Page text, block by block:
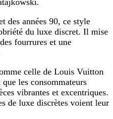
des années 90, ce style
du luxe discret. Il mise
fourrures et une
celle de Louis Vuitton
les consommateurs
vibrantes et excentriques.
de luxe discrètes voient leur